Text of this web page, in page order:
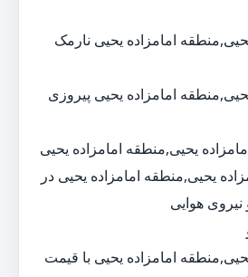
امامزاده یحیی نارمک
امامزاده یحیی پیروزی
یحیی,منطقه امامزاده یحیی
یحیی,منطقه امامزاده یحیی در
هوایی
امامزاده یحیی با قیمت